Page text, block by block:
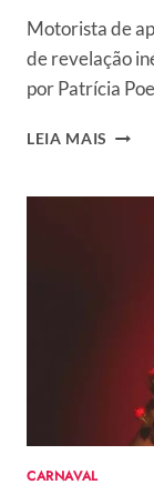
Motorista de
de revelação
por Patrícia
LEIA MAIS
CARNAVAL